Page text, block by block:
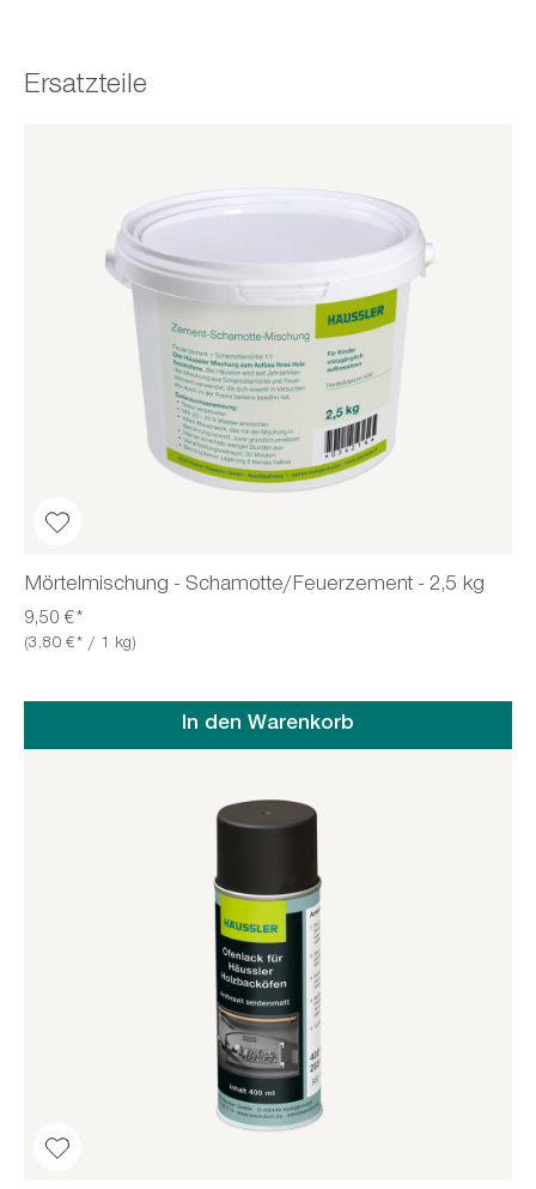
Produktgalerie überspringen
Ersatzteile
Mörtelmischung - Schamotte/Feuerzement - 2,5 kg
9,50 €*
(3,80 €* / 1 kg)
In den Warenkorb